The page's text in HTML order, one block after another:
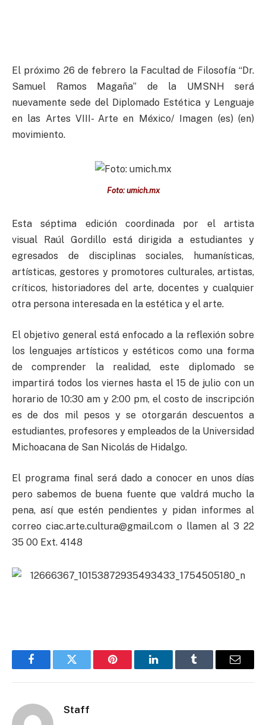
El próximo 26 de febrero la Facultad de Filosofía “Dr.
Samuel Ramos Magaña” de la UMSNH será
nuevamente sede del Diplomado Estética y Lenguaje
en las Artes VIII- Arte en México/ Imagen (es) (en)
movimiento.
Foto: umich.mx
Esta séptima edición coordinada por el artista
visual Raúl Gordillo está dirigida a estudiantes y
egresados de disciplinas sociales, humanísticas,
artísticas, gestores y promotores culturales, artistas,
críticos, historiadores del arte, docentes y cualquier
otra persona interesada en la estética y el arte.
El objetivo general está enfocado a la reflexión sobre
los lenguajes artísticos y estéticos como una forma
de comprender la realidad, este diplomado se
impartirá todos los viernes hasta el 15 de julio con un
horario de 10:30 am y 2:00 pm, el costo de inscripción
es de dos mil pesos y se otorgarán descuentos a
estudiantes, profesores y empleados de la Universidad
Michoacana de San Nicolás de Hidalgo.
El programa final será dado a conocer en unos días
pero sabemos de buena fuente que valdrá mucho la
pena, así que estén pendientes y pidan informes al
correo ciac.arte.cultura@gmail.com o llamen al 3 22
35 00 Ext. 4148
FacebookTwitter Pinterest LinkedInTumblr Email
Staff